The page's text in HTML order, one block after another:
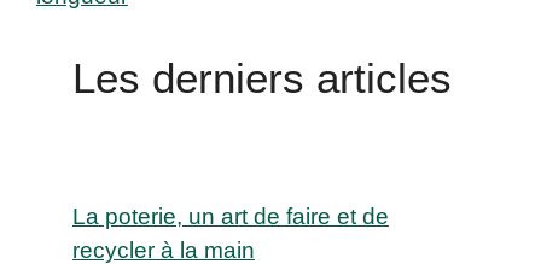
Les derniers articles
La poterie, un art de faire et de
recycler à la main